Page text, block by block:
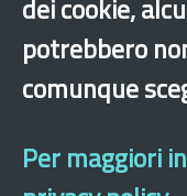
dei cookie,
potrebbero
comunque
Per maggiori
Dichiarazione di accessibilità